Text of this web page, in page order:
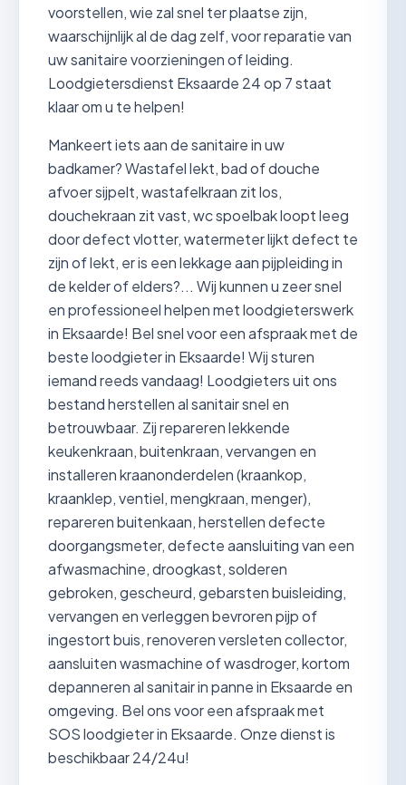
voorstellen, wie zal snel ter plaatse zijn,
waarschijnlijk al de dag zelf, voor reparatie van
uw sanitaire voorzieningen of leiding.
Loodgietersdienst Eksaarde 24 op 7 staat
klaar om u te helpen!
Mankeert iets aan de sanitaire in uw
badkamer? Wastafel lekt, bad of douche
afvoer sijpelt, wastafelkraan zit los,
douchekraan zit vast, wc spoelbak loopt leeg
door defect vlotter, watermeter lijkt defect te
zijn of lekt, er is een lekkage aan pijpleiding in
de kelder of elders?... Wij kunnen u zeer snel
en professioneel helpen met loodgieterswerk
in Eksaarde! Bel snel voor een afspraak met de
beste loodgieter in Eksaarde! Wij sturen
iemand reeds vandaag! Loodgieters uit ons
bestand herstellen al sanitair snel en
betrouwbaar. Zij repareren lekkende
keukenkraan, buitenkraan, vervangen en
installeren kraanonderdelen (kraankop,
kraanklep, ventiel, mengkraan, menger),
repareren buitenkaan, herstellen defecte
doorgangsmeter, defecte aansluiting van een
afwasmachine, droogkast, solderen
gebroken, gescheurd, gebarsten buisleiding,
vervangen en verleggen bevroren pijp of
ingestort buis, renoveren versleten collector,
aansluiten wasmachine of wasdroger, kortom
depanneren al sanitair in panne in Eksaarde en
omgeving. Bel ons voor een afspraak met
SOS loodgieter in Eksaarde. Onze dienst is
beschikbaar 24/24u!